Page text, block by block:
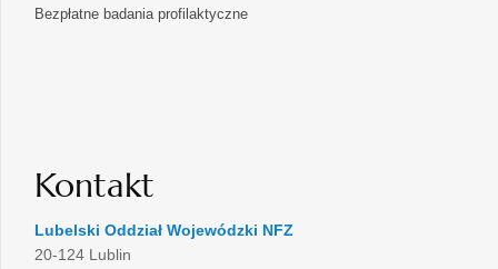
Bezpłatne badania profilaktyczne
Kontakt
Lubelski Oddział Wojewódzki NFZ
20-124 Lublin